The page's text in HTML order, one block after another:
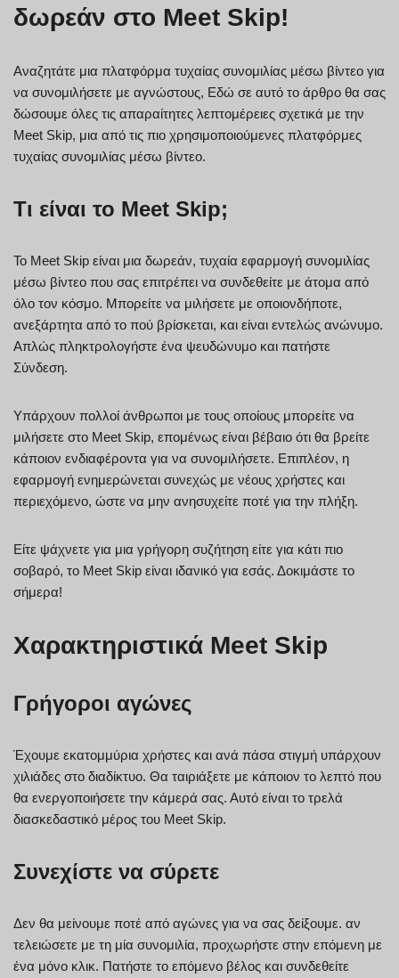
δωρεάν στο Meet Skip!
Αναζητάτε μια πλατφόρμα τυχαίας συνομιλίας μέσω βίντεο για
να συνομιλήσετε με αγνώστους, Εδώ σε αυτό το άρθρο θα σας
δώσουμε όλες τις απαραίτητες λεπτομέρειες σχετικά με την
Meet Skip, μια από τις πιο χρησιμοποιούμενες πλατφόρμες
τυχαίας συνομιλίας μέσω βίντεο.
Τι είναι το Meet Skip;
Το Meet Skip είναι μια δωρεάν, τυχαία εφαρμογή συνομιλίας
μέσω βίντεο που σας επιτρέπει να συνδεθείτε με άτομα από
όλο τον κόσμο. Μπορείτε να μιλήσετε με οποιονδήποτε,
ανεξάρτητα από το πού βρίσκεται, και είναι εντελώς ανώνυμο.
Απλώς πληκτρολογήστε ένα ψευδώνυμο και πατήστε
Σύνδεση.
Υπάρχουν πολλοί άνθρωποι με τους οποίους μπορείτε να
μιλήσετε στο Meet Skip, επομένως είναι βέβαιο ότι θα βρείτε
κάποιον ενδιαφέροντα για να συνομιλήσετε. Επιπλέον, η
εφαρμογή ενημερώνεται συνεχώς με νέους χρήστες και
περιεχόμενο, ώστε να μην ανησυχείτε ποτέ για την πλήξη.
Είτε ψάχνετε για μια γρήγορη συζήτηση είτε για κάτι πιο
σοβαρό, το Meet Skip είναι ιδανικό για εσάς. Δοκιμάστε το
σήμερα!
Χαρακτηριστικά Meet Skip
Γρήγοροι αγώνες
Έχουμε εκατομμύρια χρήστες και ανά πάσα στιγμή υπάρχουν
χιλιάδες στο διαδίκτυο. Θα ταιριάξετε με κάποιον το λεπτό που
θα ενεργοποιήσετε την κάμερά σας. Αυτό είναι το τρελά
διασκεδαστικό μέρος του Meet Skip.
Συνεχίστε να σύρετε
Δεν θα μείνουμε ποτέ από αγώνες για να σας δείξουμε. αν
τελειώσετε με τη μία συνομιλία, προχωρήστε στην επόμενη με
ένα μόνο κλικ. Πατήστε το επόμενο βέλος και συνδεθείτε